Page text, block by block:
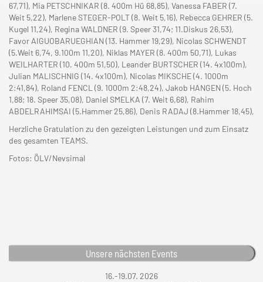
67,71), Mia PETSCHNIKAR (8. 400m Hü 68,85), Vanessa FABER (7.
Weit 5,22), Marlene STEGER-POLT (8. Weit 5,16), Rebecca GEHRER (5.
Kugel 11,24), Regina WALDNER (9. Speer 31,74; 11.Diskus 26,53),
Favor AIGUOBARUEGHIAN (13. Hammer 19,29), Nicolas SCHWENDT
(5.Weit 6,74, 9.100m 11,20), Niklas MAYER (8. 400m 50,71), Lukas
WEILHARTER (10. 400m 51,50), Leander BURTSCHER (14. 4x100m),
Julian MALISCHNIG (14. 4x100m), Nicolas MIKSCHE (4. 1000m
2:41,84), Roland FENCL (9. 1000m 2:48,24), Jakob HANGEN (5. Hoch
1,88; 18. Speer 35,08), Daniel SMELKA (7. Weit 6,68), Rahim
ABDELRAHIMSAI (5.Hammer 25,86), Denis RADAJ (8.Hammer 18,45),
Herzliche Gratulation zu den gezeigten Leistungen und zum Einsatz
des gesamten TEAMS.
Fotos: ÖLV/Nevsimal
Unsere nächsten Events
16.-19.07. 2026